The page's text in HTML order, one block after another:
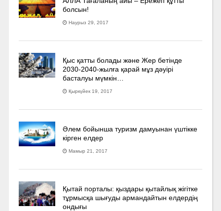
болсын!
Наурыз 29, 2017
Қыс қатты болады және Жер бетінде
2030-2040­-жылға қарай мұз дәуірі
басталуы мүмкін…
Қыркүйек 19, 2017
Әлем бойынша туризм дамуынан үштікке
кірген елдер
Мамыр 21, 2017
Қытай порталы: қыздары қытайлық жігітке
тұрмысқа шығуды армандайтын елдердің
ондығы